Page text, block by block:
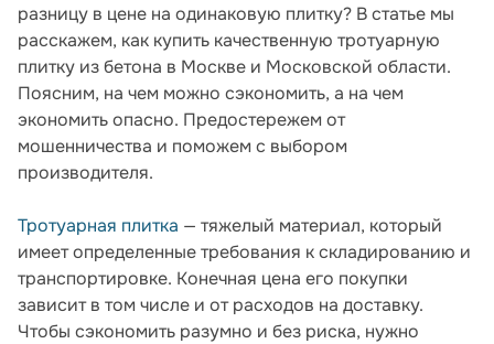
разницу в цене на одинаковую плитку? В статье мы
расскажем, как купить качественную тротуарную
плитку из бетона в Москве и Московской области.
Поясним, на чем можно сэкономить, а на чем
экономить опасно. Предостережем от
мошенничества и поможем с выбором
производителя.
Тротуарная плитка — тяжелый материал, который
имеет определенные требования к складированию и
транспортировке. Конечная цена его покупки
зависит в том числе и от расходов на доставку.
Чтобы сэкономить разумно и без риска, нужно